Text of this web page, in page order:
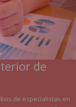
de
de especialistas en